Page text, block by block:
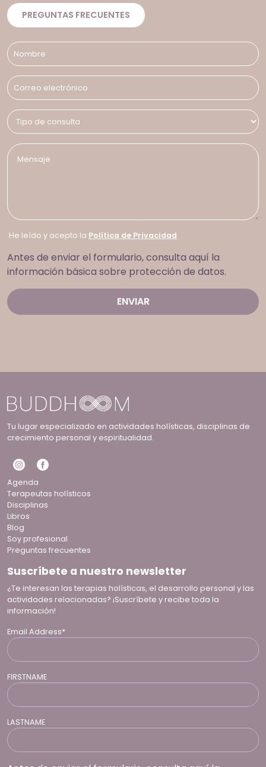
PREGUNTAS FRECUENTES
He leído y acepto la Política de Privacidad
Antes de enviar el formulario, consulta aquí la
información básica sobre protección de datos.
Tu lugar especializado en actividades holísticas, disciplinas de
crecimiento personal y espiritualidad.
Agenda
Terapeutas holísticos
Disciplinas
Libros
Blog
Soy profesional
Preguntas frecuentes
Suscríbete a nuestro newsletter
¿Te interesan las terapias holísticas, el desarrollo personal y las
actividades relacionadas? ¡Suscríbete y recibe toda la
información!
Email Address*
FIRSTNAME
LASTNAME